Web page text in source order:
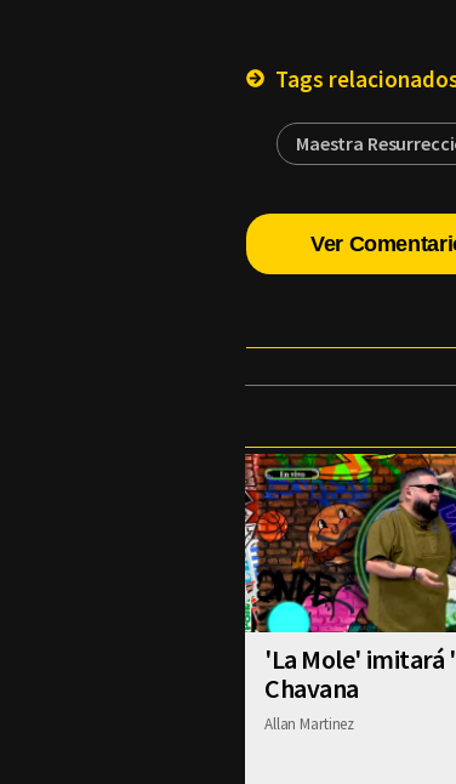
Tags
Maestra
Ver
'La Mole' imitará
Chavana
Allan Martinez